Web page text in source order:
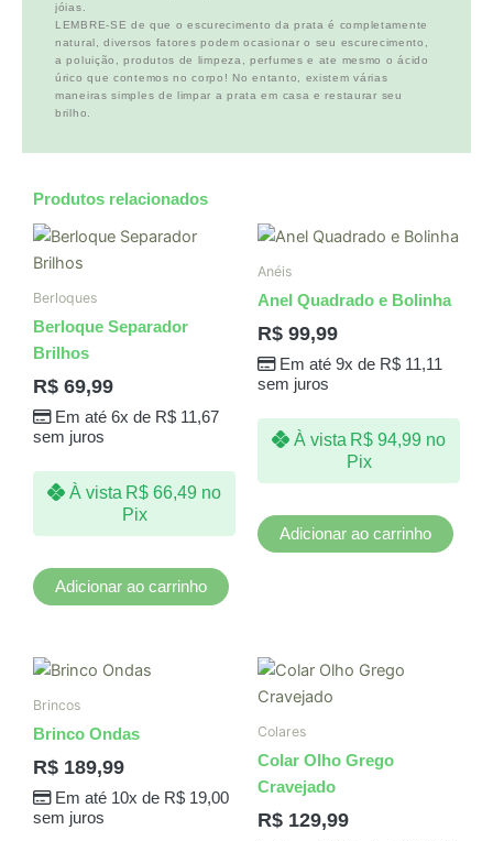
jóias.
LEMBRE-SE de que o escurecimento da prata é completamente
natural, diversos fatores podem ocasionar o seu escurecimento,
a poluição, produtos de limpeza, perfumes e ate mesmo o ácido
úrico que contemos no corpo! No entanto, existem várias
maneiras simples de limpar a prata em casa e restaurar seu
brilho.
Produtos relacionados
Berloques
Berloque Separador
Brilhos
R$ 69,99
Em até 6x de R$11,67
sem juros
À vista R$ 66,49 no
Pix
Adicionar ao carrinho
Anéis
Anel Quadrado e Bolinha
R$ 99,99
Em até 9x de R$11,11
sem juros
À vista R$ 94,99 no
Pix
Adicionar ao carrinho
Brincos
Brinco Ondas
R$ 189,99
Em até 10x de R$19,00
sem juros
Colares
Colar Olho Grego
Cravejado
R$ 129,99